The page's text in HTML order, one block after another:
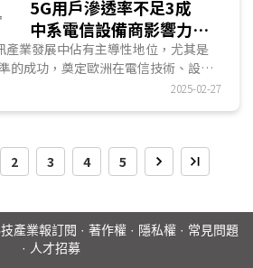
5G用戶滲透率不足3成
中系電信設備商影響力依
舊不容小覷
產業發展中佔有主導性地位，尤其是
的成功，奠定歐洲在電信技術、設備
地位。然而，隨著4G與5G世代的到
國電信供應鏈政策上顯得莫衷一是，導
途顯得步履蹣跚。儘管歐洲仍在制定
新、行動應用等領域維持優勢，但能否
2025-02-27
2 3 4 5
產業報訂閱 · 著作權· 隱私權· 常見問題
· 人才招募